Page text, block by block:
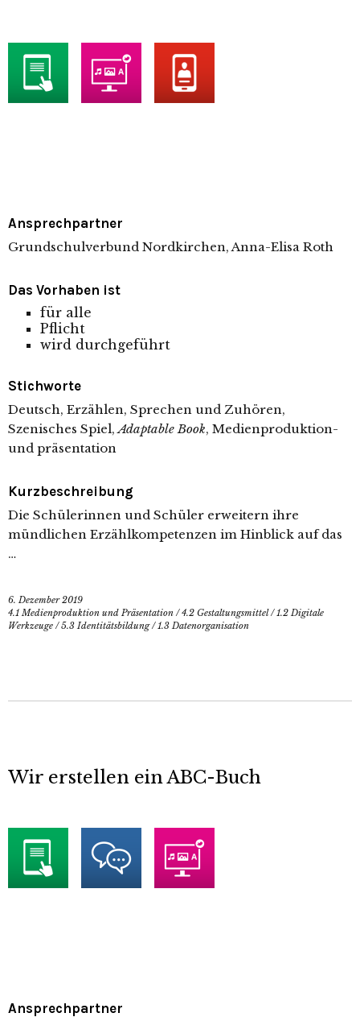
Ansprechpartner
Grundschulverbund Nordkirchen, Anna-Elisa Roth
Das Vorhaben ist
für alle
Pflicht
wird durchgeführt
Stichworte
Deutsch, Erzählen, Sprechen und Zuhören,
Szenisches Spiel,Adaptable Book, Medienproduktion-
und präsentation
Kurzbeschreibung
Die Schülerinnen und Schüler erweitern ihre
mündlichen Erzählkompetenzen im Hinblick auf das
…
6. Dezember 2019
4.1 Medienproduktion und Präsentation /4.2 Gestaltungsmittel/1.2 Digitale
Werkzeuge /5.3 Identitätsbildung/1.3 Datenorganisation
Wir erstellen ein ABC-Buch
Ansprechpartner